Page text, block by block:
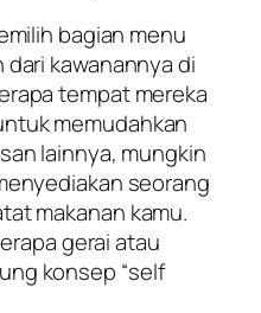
bagian menu
kawanannya di
tempat mereka
memudahkan
lainnya, mungkin
seorang
makanan kamu.
gerai atau
konsep “self